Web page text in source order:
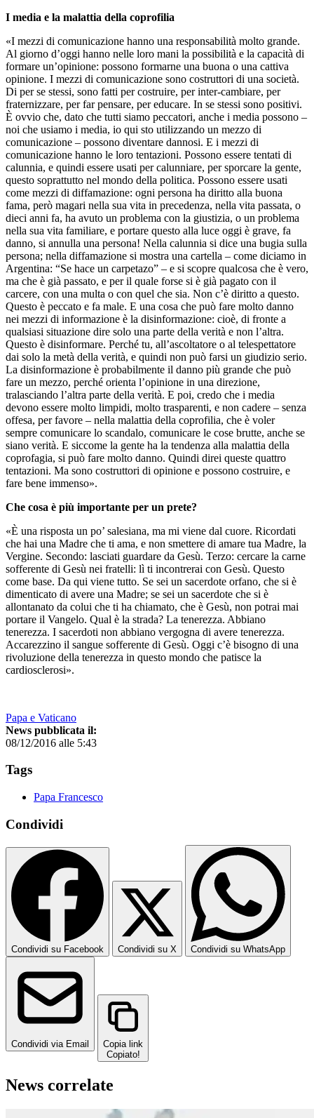
I media e la malattia della coprofilia
«I mezzi di comunicazione hanno una responsabilità molto grande.
Al giorno d’oggi hanno nelle loro mani la possibilità e la capacità di
formare un’opinione: possono formarne una buona o una cattiva
opinione. I mezzi di comunicazione sono costruttori di una società.
Di per se stessi, sono fatti per costruire, per inter-cambiare, per
fraternizzare, per far pensare, per educare. In se stessi sono positivi.
È ovvio che, dato che tutti siamo peccatori, anche i media possono –
noi che usiamo i media, io qui sto utilizzando un mezzo di
comunicazione – possono diventare dannosi. E i mezzi di
comunicazione hanno le loro tentazioni. Possono essere tentati di
calunnia, e quindi essere usati per calunniare, per sporcare la gente,
questo soprattutto nel mondo della politica. Possono essere usati
come mezzi di diffamazione: ogni persona ha diritto alla buona
fama, però magari nella sua vita in precedenza, nella vita passata, o
dieci anni fa, ha avuto un problema con la giustizia, o un problema
nella sua vita familiare, e portare questo alla luce oggi è grave, fa
danno, si annulla una persona! Nella calunnia si dice una bugia sulla
persona; nella diffamazione si mostra una cartella – come diciamo in
Argentina: “Se hace un carpetazo” – e si scopre qualcosa che è vero,
ma che è già passato, e per il quale forse si è già pagato con il
carcere, con una multa o con quel che sia. Non c’è diritto a questo.
Questo è peccato e fa male. E una cosa che può fare molto danno
nei mezzi di informazione è la disinformazione: cioè, di fronte a
qualsiasi situazione dire solo una parte della verità e non l’altra.
Questo è disinformare. Perché tu, all’ascoltatore o al telespettatore
dai solo la metà della verità, e quindi non può farsi un giudizio serio.
La disinformazione è probabilmente il danno più grande che può
fare un mezzo, perché orienta l’opinione in una direzione,
tralasciando l’altra parte della verità. E poi, credo che i media
devono essere molto limpidi, molto trasparenti, e non cadere – senza
offesa, per favore – nella malattia della coprofilia, che è voler
sempre comunicare lo scandalo, comunicare le cose brutte, anche se
siano verità. E siccome la gente ha la tendenza alla malattia della
coprofagia, si può fare molto danno. Quindi direi queste quattro
tentazioni. Ma sono costruttori di opinione e possono costruire, e
fare bene immenso».
Che cosa è più importante per un prete?
«È una risposta un po’ salesiana, ma mi viene dal cuore. Ricordati
che hai una Madre che ti ama, e non smettere di amare tua Madre, la
Vergine. Secondo: lasciati guardare da Gesù. Terzo: cercare la carne
sofferente di Gesù nei fratelli: lì ti incontrerai con Gesù. Questo
come base. Da qui viene tutto. Se sei un sacerdote orfano, che si è
dimenticato di avere una Madre; se sei un sacerdote che si è
allontanato da colui che ti ha chiamato, che è Gesù, non potrai mai
portare il Vangelo. Qual è la strada? La tenerezza. Abbiano
tenerezza. I sacerdoti non abbiano vergogna di avere tenerezza.
Accarezzino il sangue sofferente di Gesù. Oggi c’è bisogno di una
rivoluzione della tenerezza in questo mondo che patisce la
cardiosclerosi».
Papa e Vaticano
News pubblicata il:
08/12/2016 alle 5:43
Tags
Papa Francesco
Condividi
Condividi su Facebook Condividi su X Condividi su WhatsApp
Condividi via Email
Copia link
Copiato!
News correlate